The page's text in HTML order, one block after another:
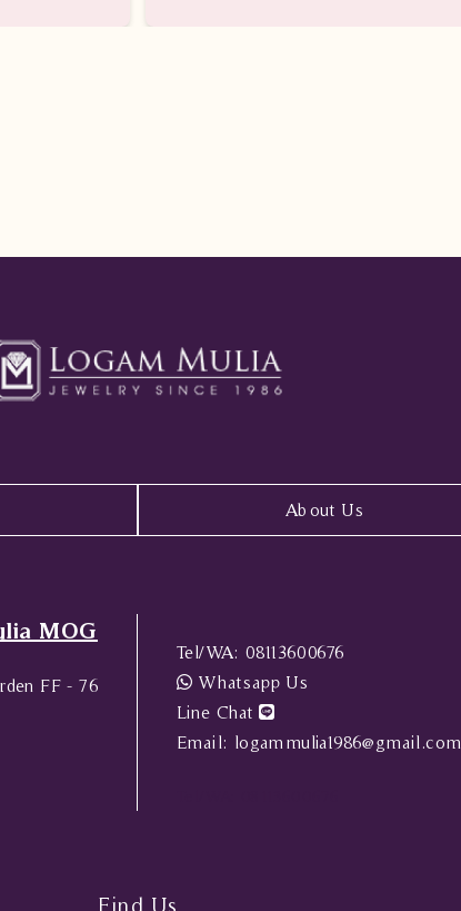
About Us
MOG
FF - 76
Tel/WA: 08113600676
Whatsapp Us
Line Chat
Email: logammulia1986@gmail.com
Find Us